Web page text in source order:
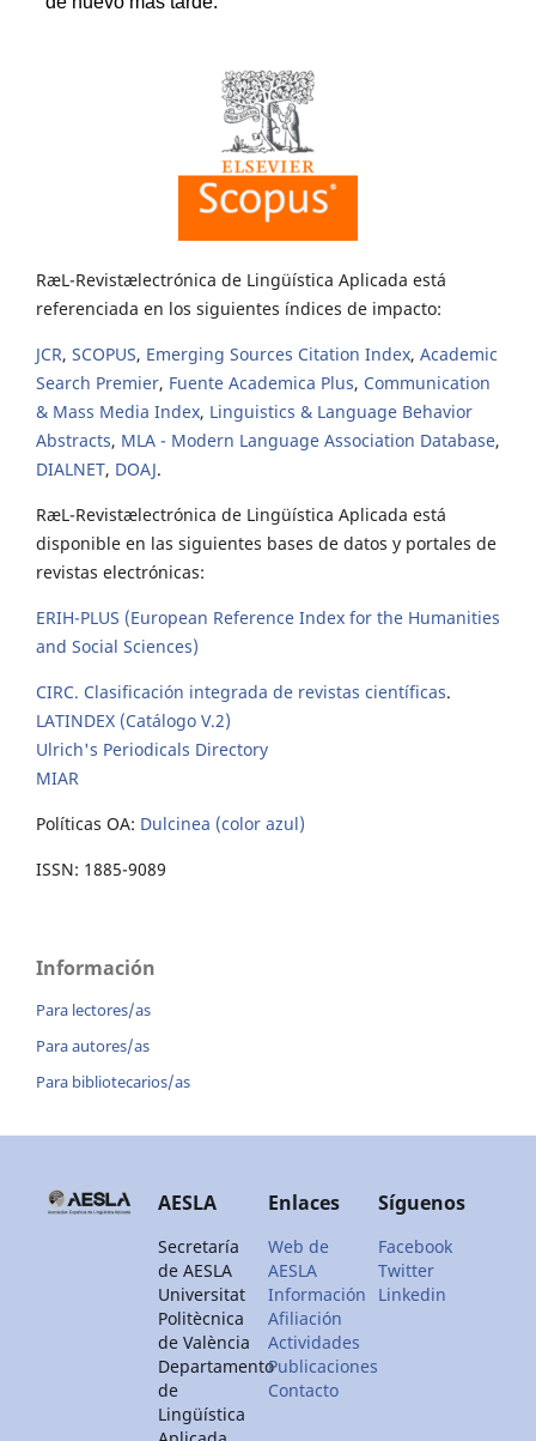
RæL-Revistælectrónica de Lingüística Aplicada está
referenciada en los siguientes índices de impacto:
JCR, SCOPUS, Emerging Sources Citation Index, Academic
Search Premier, Fuente Academica Plus, Communication
& Mass Media Index, Linguistics & Language Behavior
Abstracts, MLA - Modern Language Association Database,
DIALNET, DOAJ.
RæL-Revistælectrónica de Lingüística Aplicada está
disponible en las siguientes bases de datos y portales de
revistas electrónicas:
ERIH-PLUS (European Reference Index for the Humanities
and Social Sciences)
CIRC. Clasificación integrada de revistas científicas.
LATINDEX (Catálogo V.2)
Ulrich's Periodicals Directory
MIAR
Políticas OA: Dulcinea (color azul)
ISSN: 1885-9089
Información
Para lectores/as
Para autores/as
Para bibliotecarios/as
AESLA
Secretaría
de AESLA
Universitat
Politècnica
de València
Departamento
de
Lingüística
Enlaces
Web de
AESLA
Información
Afiliación
Actividades
Publicaciones
Contacto
Síguenos
Facebook
Twitter
Linkedin